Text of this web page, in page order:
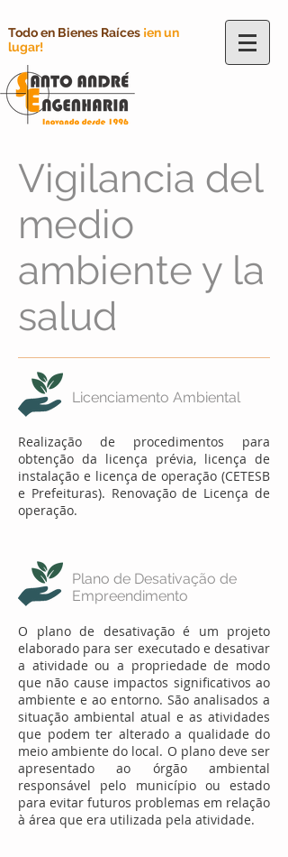
Todo en Bienes Raíces ¡en un
lugar!
Vigilancia del
medio
ambiente y la
salud
Licenciamento Ambiental
Realização de procedimentos para
obtenção da licença prévia, licença de
instalação e licença de operação (CETESB
e Prefeituras). Renovação de Licença de
operação.
Plano de Desativação de
Empreendimento
O plano de desativação é um projeto
elaborado para ser executado e desativar
a atividade ou a propriedade de modo
que não cause impactos significativos ao
ambiente e ao entorno. São analisados a
situação ambiental atual e as atividades
que podem ter alterado a qualidade do
meio ambiente do local. O plano deve ser
apresentado ao órgão ambiental
responsável pelo município ou estado
para evitar futuros problemas em relação
à área que era utilizada pela atividade.